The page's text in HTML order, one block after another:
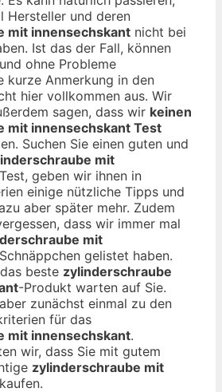
Hersteller und deren
mit innensechskant nicht bei
Ist das der Fall, können
ohne Probleme
kurze Anmerkung in den
hier vollkommen aus. Wir
sagen, dass wir keinen
mit innensechskant Test
Suchen Sie einen guten und
mit
Test, geben wir ihnen in
einige nützliche Tipps und
aber später mehr. Zudem
dass wir immer mal
mit
Schnäppchen gelistet haben.
beste zylinderschraube
-Produkt warten auf Sie.
zunächst einmal zu den
für das
mit innensechskant.
wir, dass Sie mit gutem
zylinderschraube mit
kaufen.